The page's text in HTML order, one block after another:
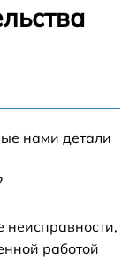
нами детали
неисправности,
работой